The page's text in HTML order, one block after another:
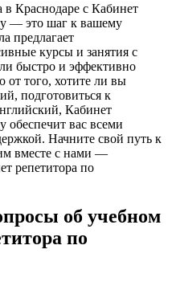
в Краснодаре с Кабинет
— это шаг к вашему
предлагает
курсы и занятия с
быстро и эффективно
от того, хотите ли вы
подготовиться к
Кабинет
обеспечит вас всеми
Начните свой путь к
вместе с нами —
репетитора по
об учебном
по